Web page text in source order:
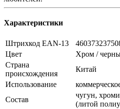
Характеристики
Штрихкод EAN-13
Цвет
Хром /
Страна
происхождения
Китай
Использование
Состав
чугун,
(литой